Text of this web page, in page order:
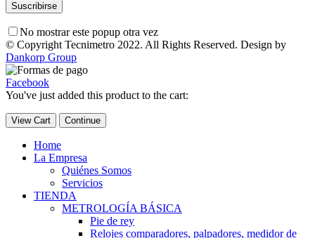
No mostrar este popup otra vez
© Copyright Tecnimetro 2022. All Rights Reserved. Design by
Dankorp Group
Facebook
You've just added this product to the cart:
View Cart Continue
Home
La Empresa
Quiénes Somos
Servicios
TIENDA
METROLOGÍA BÁSICA
Pie de rey
Relojes comparadores, palpadores, medidor de